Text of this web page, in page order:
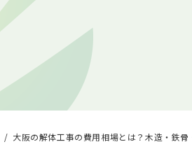
大阪の解体工事の費用相場とは？木造・鉄